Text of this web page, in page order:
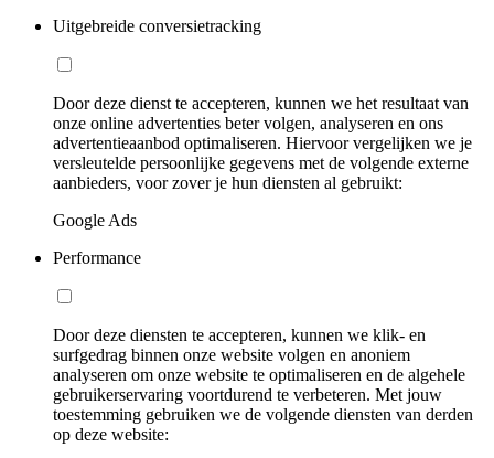
Uitgebreide conversietracking
Door deze dienst te accepteren, kunnen we het resultaat van
onze online advertenties beter volgen, analyseren en ons
advertentieaanbod optimaliseren. Hiervoor vergelijken we je
versleutelde persoonlijke gegevens met de volgende externe
aanbieders, voor zover je hun diensten al gebruikt:
Google Ads
Performance
Door deze diensten te accepteren, kunnen we klik- en
surfgedrag binnen onze website volgen en anoniem
analyseren om onze website te optimaliseren en de algehele
gebruikerservaring voortdurend te verbeteren. Met jouw
toestemming gebruiken we de volgende diensten van derden
op deze website: